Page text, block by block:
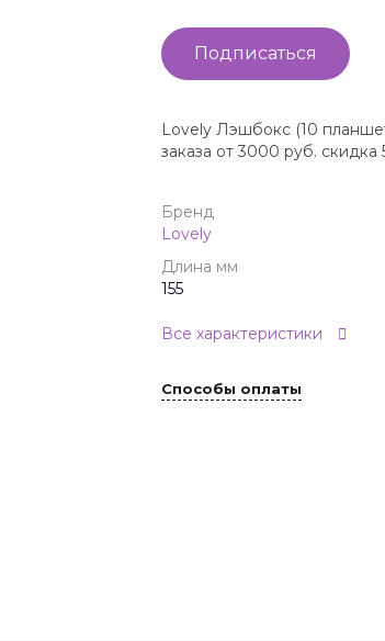
Подписаться
Lovely Лэшбокс (10
заказа от 3000 руб.
Бренд
Lovely
Длина мм
155
Все характеристики
Способы оплаты